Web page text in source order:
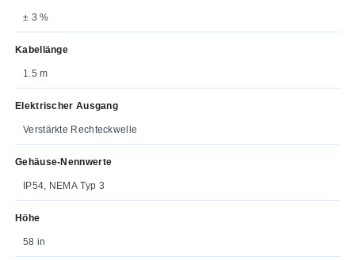
± 3 %
Kabellänge
1.5 m
Elektrischer Ausgang
Verstärkte Rechteckwelle
Gehäuse-Nennwerte
IP54, NEMA Typ 3
Höhe
58 in